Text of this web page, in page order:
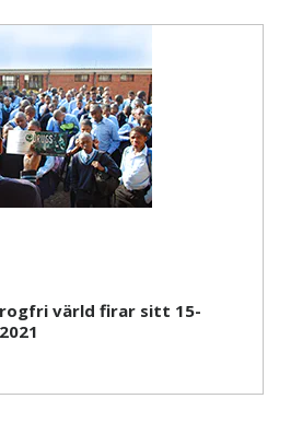
värld firar sitt 15-